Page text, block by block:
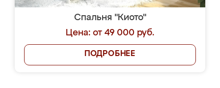
Спальня "Киото"
Цена: от 49 000 руб.
ПОДРОБНЕЕ